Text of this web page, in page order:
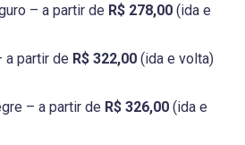
– a partir de R$ 278,00 (ida e
a partir de R$ 322,00 (ida e volta)
– a partir de R$ 326,00 (ida e